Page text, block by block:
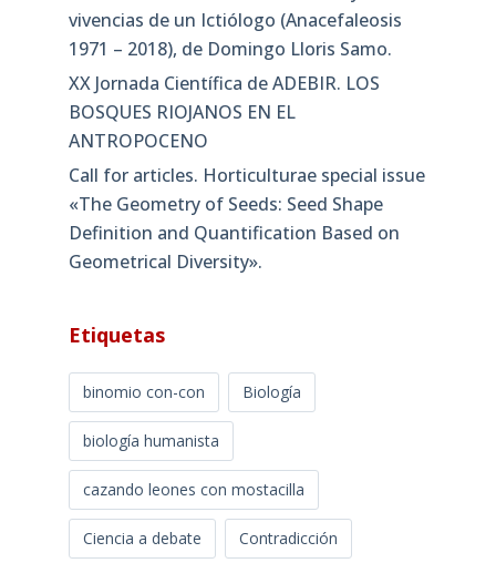
vivencias de un Ictiólogo (Anacefaleosis
1971 – 2018), de Domingo Lloris Samo.
XX Jornada Científica de ADEBIR. LOS
BOSQUES RIOJANOS EN EL
ANTROPOCENO
Call for articles. Horticulturae special issue
«The Geometry of Seeds: Seed Shape
Definition and Quantification Based on
Geometrical Diversity»​.
Etiquetas
binomio con-con Biología
biología humanista
cazando leones con mostacilla
Ciencia a debate Contradicción